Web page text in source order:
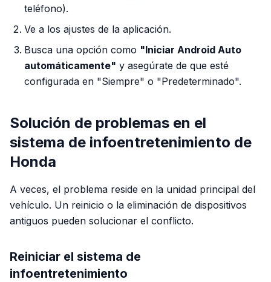
teléfono).
Ve a los ajustes de la aplicación.
Busca una opción como "Iniciar Android Auto
automáticamente" y asegúrate de que esté
configurada en "Siempre" o "Predeterminado".
Solución de problemas en el
sistema de infoentretenimiento de
Honda
A veces, el problema reside en la unidad principal del
vehículo. Un reinicio o la eliminación de dispositivos
antiguos pueden solucionar el conflicto.
Reiniciar el sistema de
infoentretenimiento